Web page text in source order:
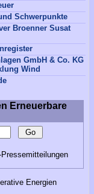
Schwerpunkte
Broenner Susat
GmbH & Co. KG
Wind
Erneuerbare
Energien